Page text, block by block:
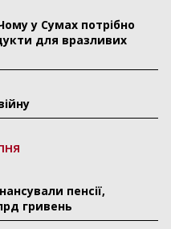
у Сумах потрібно
для вразливих
пенсії,
гривень